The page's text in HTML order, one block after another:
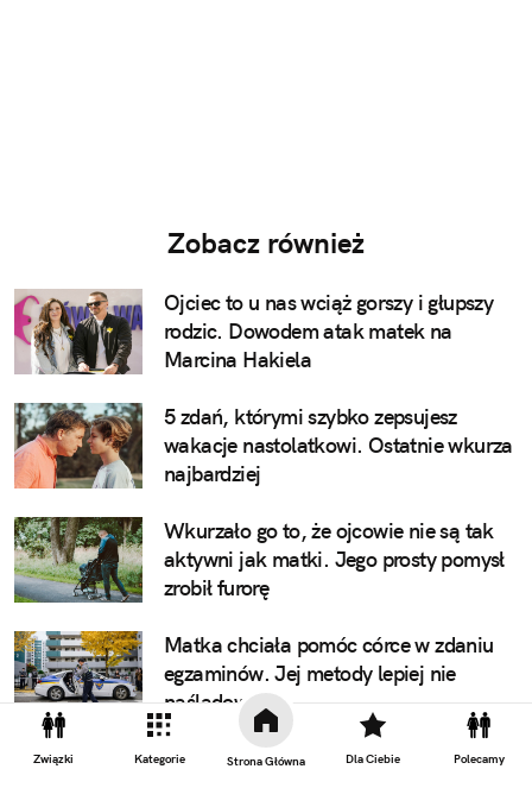
Związki Kategorie Strona Główna Dla Ciebie Polecamy
Zobacz również
Ojciec to u nas wciąż gorszy i głupszy
rodzic. Dowodem atak matek na
Marcina Hakiela
5 zdań, którymi szybko zepsujesz
wakacje nastolatkowi. Ostatnie wkurza
najbardziej
Wkurzało go to, że ojcowie nie są tak
aktywni jak matki. Jego prosty pomysł
zrobił furorę
Matka chciała pomóc córce w zdaniu
egzaminów. Jej metody lepiej nie
naśladować
5 zachowań, przez które możesz mieć